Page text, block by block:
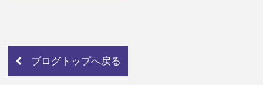
ブログトップへ戻る